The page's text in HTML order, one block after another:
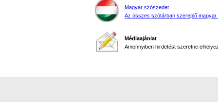
Magyar szószedet
Az összes szótárban szereplő magyar
Médiaajánlat
Amennyiben hirdetést szeretne